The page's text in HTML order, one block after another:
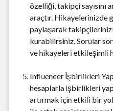
özelliği, takipçi sayısını
araçtır. Hikayelerinizde
paylaşarak
kurabilirsiniz. Sorular
ve hikayeleri etkileşimli
Influencer İşbirlikleri
hesaplarla işbirlikleri
artırmak için etkili bir